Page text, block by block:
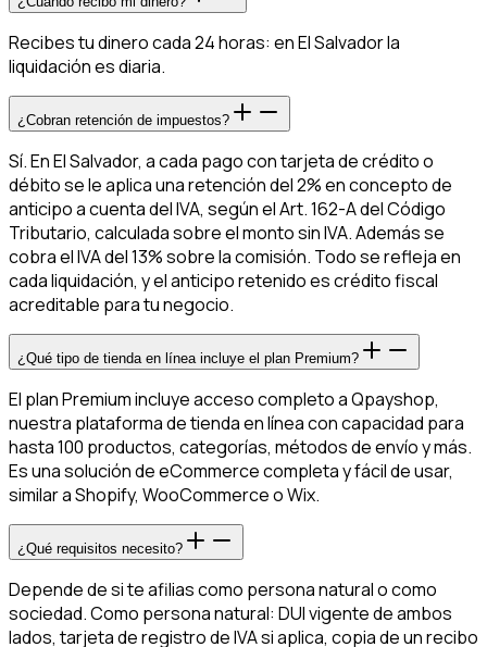
Recibes tu dinero cada 24 horas: en El Salvador la
liquidación es diaria.
¿Cobran retención de impuestos?
Sí. En El Salvador, a cada pago con tarjeta de crédito o
débito se le aplica una retención del 2% en concepto de
anticipo a cuenta del IVA, según el Art. 162-A del Código
Tributario, calculada sobre el monto sin IVA. Además se
cobra el IVA del 13% sobre la comisión. Todo se refleja en
cada liquidación, y el anticipo retenido es crédito fiscal
acreditable para tu negocio.
¿Qué tipo de tienda en línea incluye el plan Premium?
El plan Premium incluye acceso completo a Qpayshop,
nuestra plataforma de tienda en línea con capacidad para
hasta 100 productos, categorías, métodos de envío y más.
Es una solución de eCommerce completa y fácil de usar,
similar a Shopify, WooCommerce o Wix.
¿Qué requisitos necesito?
Depende de si te afilias como persona natural o como
sociedad. Como persona natural: DUI vigente de ambos
lados, tarjeta de registro de IVA si aplica, copia de un recibo